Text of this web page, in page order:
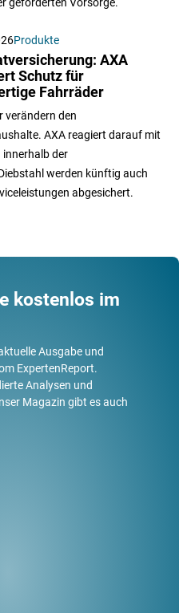
Produkte
AXA
Schutz für
Fahrräder
verändern den
AXA reagiert darauf mit
innerhalb der
werden künftig auch
abgesichert.
kostenlos im
Ausgabe und
ExpertenReport.
Analysen und
Magazin gibt es auch